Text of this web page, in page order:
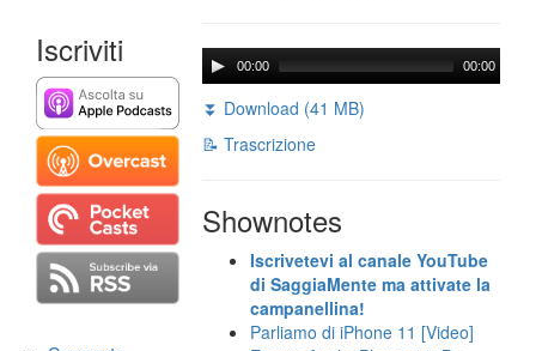
Iscriviti 00:00 00:00
⏬ Download (41 MB)
📝 Trascrizione
Shownotes
Iscrivetevi al canale YouTube
di SaggiaMente ma attivate la
campanellina!
Parliamo di iPhone 11 [Video]